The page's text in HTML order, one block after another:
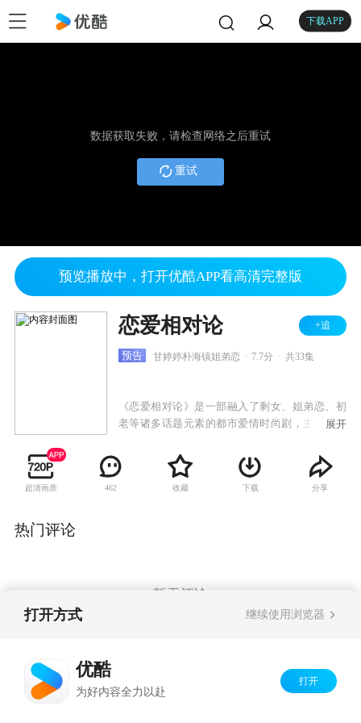
下载APP
数据获取失败，请检查网络之后重试
重试
预览播放中，打开优酷APP看高清完整版
恋爱相对论 +追
预告 甘婷婷朴海镇姐弟恋 7.7分 共33集
《恋爱相对论》是一部融入了剩女、姐弟恋、初
老等诸多话题元素的都市爱情时尚剧，主要讲述
抉择的故事。甘婷婷此番以狮子座强势女形象出
现在剧中，与韩国明星朴海镇携手上演了一场充
满欢乐的姐弟恋。
展开
超清画质 462 收藏 下载 分享
热门评论
暂无评论
打开方式 继续使用浏览器
优酷
为好内容全力以赴
打开